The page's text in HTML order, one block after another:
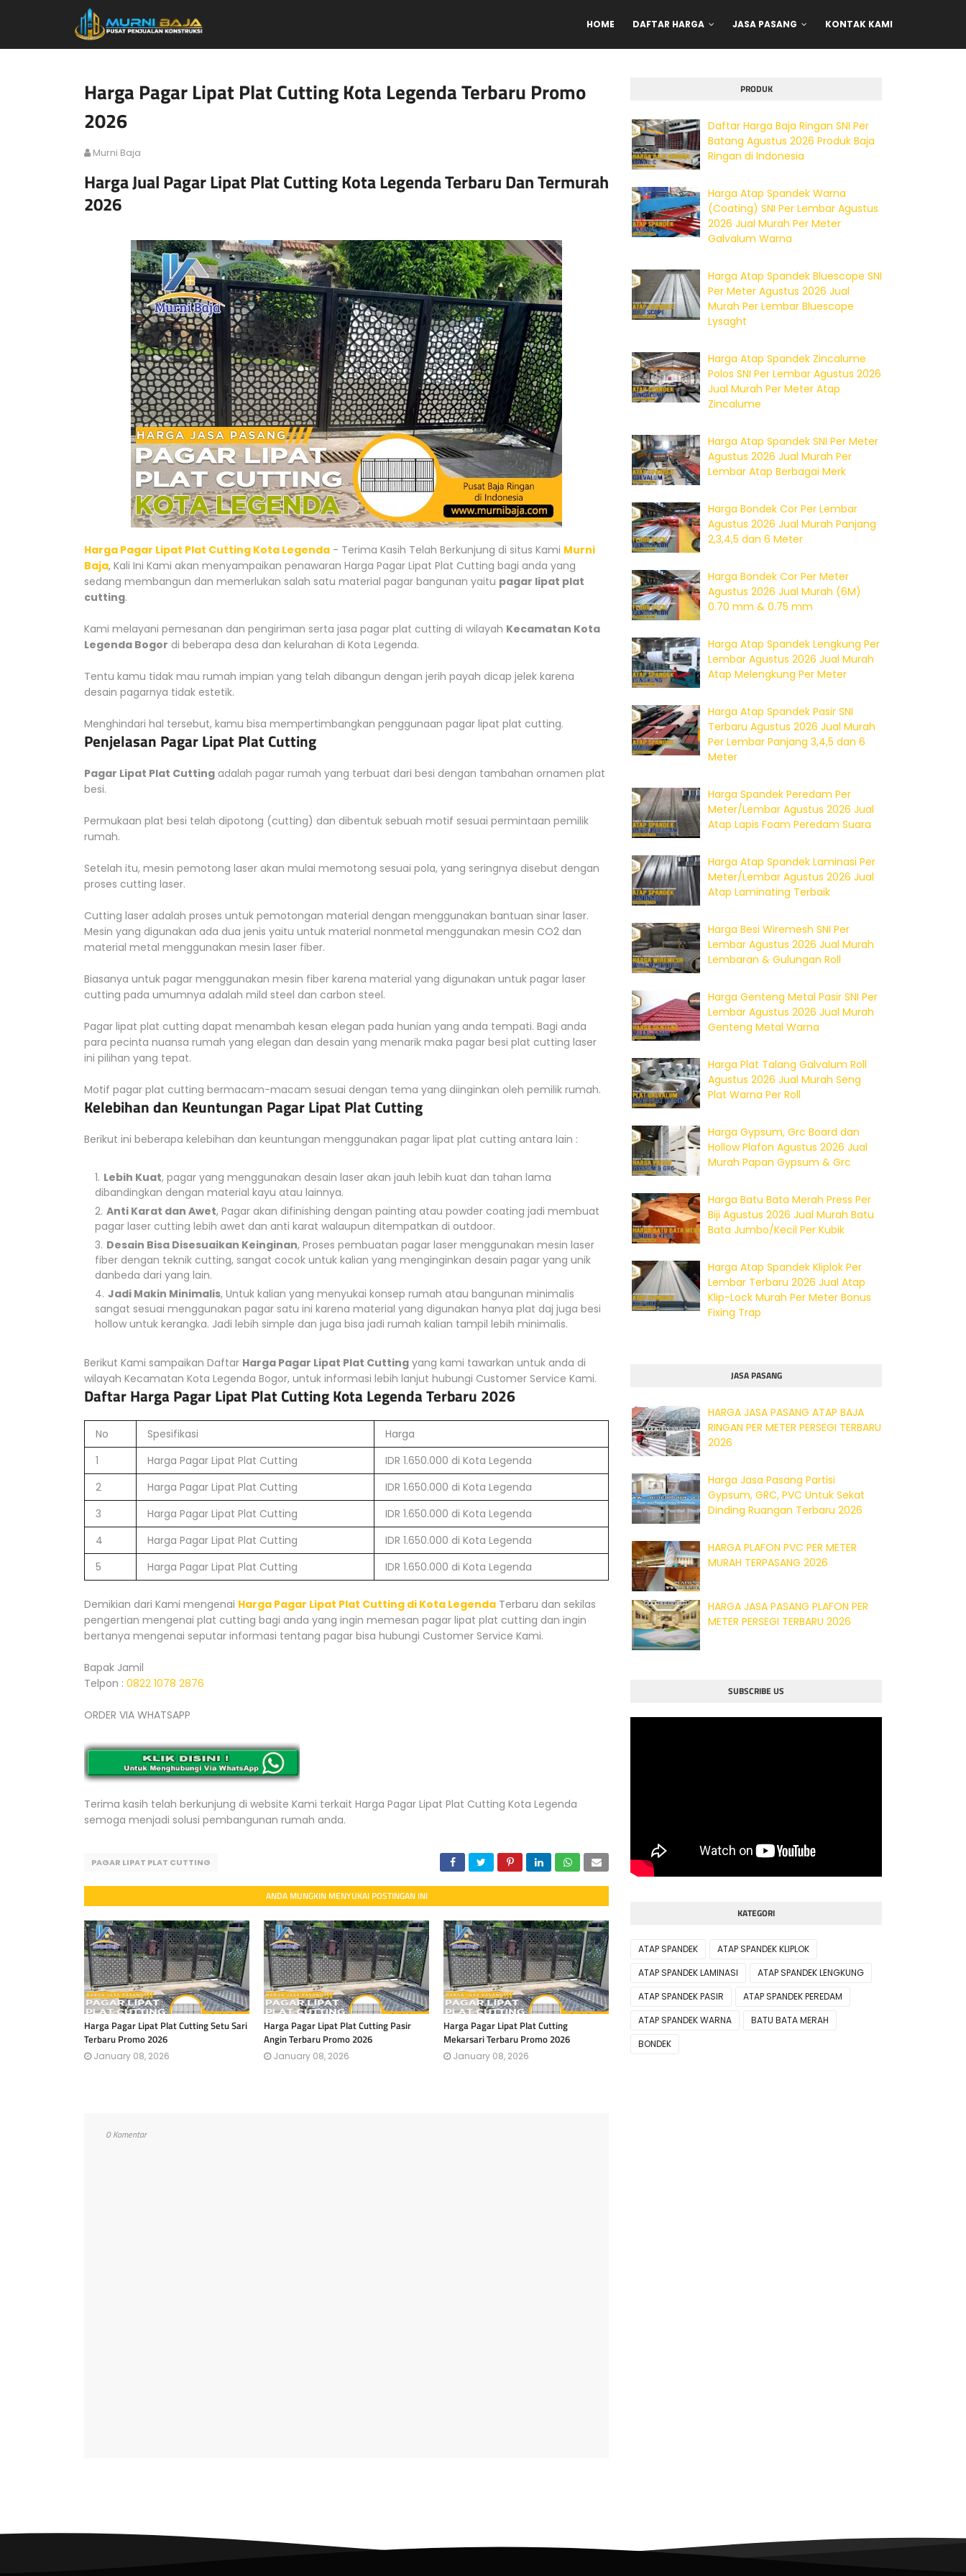
HOME DAFTAR HARGA JASA PASANG KONTAK KAMI
Harga Pagar Lipat Plat Cutting Kota Legenda Terbaru Promo
2026
Murni Baja
Harga Jual Pagar Lipat Plat Cutting Kota Legenda Terbaru Dan Termurah
2026
Harga Pagar Lipat Plat Cutting Kota Legenda - Terima Kasih Telah Berkunjung di situs Kami Murni
Baja, Kali Ini Kami akan menyampaikan penawaran Harga Pagar Lipat Plat Cutting bagi anda yang
sedang membangun dan memerlukan salah satu material pagar bangunan yaitu pagar lipat plat
cutting.
Kami melayani pemesanan dan pengiriman serta jasa pagar plat cutting di wilayah Kecamatan Kota
Legenda Bogor di beberapa desa dan kelurahan di Kota Legenda.
Tentu kamu tidak mau rumah impian yang telah dibangun dengan jerih payah dicap jelek karena
desain pagarnya tidak estetik.
Menghindari hal tersebut, kamu bisa mempertimbangkan penggunaan pagar lipat plat cutting.
Penjelasan Pagar Lipat Plat Cutting
Pagar Lipat Plat Cutting adalah pagar rumah yang terbuat dari besi dengan tambahan ornamen plat
besi.
Permukaan plat besi telah dipotong (cutting) dan dibentuk sebuah motif sesuai permintaan pemilik
rumah.
Setelah itu, mesin pemotong laser akan mulai memotong sesuai pola, yang seringnya disebut dengan
proses cutting laser.
Cutting laser adalah proses untuk pemotongan material dengan menggunakan bantuan sinar laser.
Mesin yang digunakan ada dua jenis yaitu untuk material nonmetal menggunakan mesin CO2 dan
material metal menggunakan mesin laser fiber.
Biasanya untuk pagar menggunakan mesin fiber karena material yang digunakan untuk pagar laser
cutting pada umumnya adalah mild steel dan carbon steel.
Pagar lipat plat cutting dapat menambah kesan elegan pada hunian yang anda tempati. Bagi anda
para pecinta nuansa rumah yang elegan dan desain yang menarik maka pagar besi plat cutting laser
ini pilihan yang tepat.
Motif pagar plat cutting bermacam-macam sesuai dengan tema yang diinginkan oleh pemilik rumah.
Kelebihan dan Keuntungan Pagar Lipat Plat Cutting
Berikut ini beberapa kelebihan dan keuntungan menggunakan pagar lipat plat cutting antara lain :
Lebih Kuat, pagar yang menggunakan desain laser akan jauh lebih kuat dan tahan lama
dibandingkan dengan material kayu atau lainnya.
Anti Karat dan Awet, Pagar akan difinishing dengan painting atau powder coating jadi membuat
pagar laser cutting lebih awet dan anti karat walaupun ditempatkan di outdoor.
Desain Bisa Disesuaikan Keinginan, Proses pembuatan pagar laser menggunakan mesin laser
fiber dengan teknik cutting, sangat cocok untuk kalian yang menginginkan desain pagar yang unik
danbeda dari yang lain.
Jadi Makin Minimalis, Untuk kalian yang menyukai konsep rumah atau bangunan minimalis
sangat sesuai menggunakan pagar satu ini karena material yang digunakan hanya plat daj juga besi
hollow untuk kerangka. Jadi lebih simple dan juga bisa jadi rumah kalian tampil lebih minimalis.
Berikut Kami sampaikan Daftar Harga Pagar Lipat Plat Cutting yang kami tawarkan untuk anda di
wilayah Kecamatan Kota Legenda Bogor, untuk informasi lebih lanjut hubungi Customer Service Kami.
Daftar Harga Pagar Lipat Plat Cutting Kota Legenda Terbaru 2026
No Spesifikasi
Harga
1
Harga Pagar Lipat Plat Cutting
IDR 1.650.000 di Kota Legenda
2
Harga Pagar Lipat Plat Cutting
IDR 1.650.000 di Kota Legenda
3
Harga Pagar Lipat Plat Cutting
IDR 1.650.000 di Kota Legenda
4
Harga Pagar Lipat Plat Cutting
IDR 1.650.000 di Kota Legenda
5
Harga Pagar Lipat Plat Cutting IDR 1.650.000 di Kota Legenda
Demikian dari Kami mengenai Harga Pagar Lipat Plat Cutting di Kota Legenda Terbaru dan sekilas
pengertian mengenai plat cutting bagi anda yang ingin memesan pagar lipat plat cutting dan ingin
bertanya mengenai seputar informasi tentang pagar bisa hubungi Customer Service Kami.
Bapak Jamil
Telpon : 0822 1078 2876
ORDER VIA WHATSAPP
Terima kasih telah berkunjung di website Kami terkait Harga Pagar Lipat Plat Cutting Kota Legenda
semoga menjadi solusi pembangunan rumah anda.
PAGAR LIPAT PLAT CUTTING
ANDA MUNGKIN MENYUKAI POSTINGAN INI
Harga Pagar Lipat Plat Cutting Setu Sari
Terbaru Promo 2026
January 08, 2026
Harga Pagar Lipat Plat Cutting Pasir
Angin Terbaru Promo 2026
January 08, 2026
Harga Pagar Lipat Plat Cutting
Mekarsari Terbaru Promo 2026
January 08, 2026
0 Komentar
PRODUK
Daftar Harga Baja Ringan SNI Per
Batang Agustus 2026 Produk Baja
Ringan di Indonesia
Harga Atap Spandek Warna
(Coating) SNI Per Lembar Agustus
2026 Jual Murah Per Meter
Galvalum Warna
Harga Atap Spandek Bluescope SNI
Per Meter Agustus 2026 Jual
Murah Per Lembar Bluescope
Lysaght
Harga Atap Spandek Zincalume
Polos SNI Per Lembar Agustus 2026
Jual Murah Per Meter Atap
Zincalume
Harga Atap Spandek SNI Per Meter
Agustus 2026 Jual Murah Per
Lembar Atap Berbagai Merk
Harga Bondek Cor Per Lembar
Agustus 2026 Jual Murah Panjang
2,3,4,5 dan 6 Meter
Harga Bondek Cor Per Meter
Agustus 2026 Jual Murah (6M)
0.70 mm & 0.75 mm
Harga Atap Spandek Lengkung Per
Lembar Agustus 2026 Jual Murah
Atap Melengkung Per Meter
Harga Atap Spandek Pasir SNI
Terbaru Agustus 2026 Jual Murah
Per Lembar Panjang 3,4,5 dan 6
Meter
Harga Spandek Peredam Per
Meter/Lembar Agustus 2026 Jual
Atap Lapis Foam Peredam Suara
Harga Atap Spandek Laminasi Per
Meter/Lembar Agustus 2026 Jual
Atap Laminating Terbaik
Harga Besi Wiremesh SNI Per
Lembar Agustus 2026 Jual Murah
Lembaran & Gulungan Roll
Harga Genteng Metal Pasir SNI Per
Lembar Agustus 2026 Jual Murah
Genteng Metal Warna
Harga Plat Talang Galvalum Roll
Agustus 2026 Jual Murah Seng
Plat Warna Per Roll
Harga Gypsum, Grc Board dan
Hollow Plafon Agustus 2026 Jual
Murah Papan Gypsum & Grc
Harga Batu Bata Merah Press Per
Biji Agustus 2026 Jual Murah Batu
Bata Jumbo/Kecil Per Kubik
Harga Atap Spandek Kliplok Per
Lembar Terbaru 2026 Jual Atap
Klip-Lock Murah Per Meter Bonus
Fixing Trap
JASA PASANG
HARGA JASA PASANG ATAP BAJA
RINGAN PER METER PERSEGI TERBARU
2026
Harga Jasa Pasang Partisi
Gypsum, GRC, PVC Untuk Sekat
Dinding Ruangan Terbaru 2026
HARGA PLAFON PVC PER METER
MURAH TERPASANG 2026
HARGA JASA PASANG PLAFON PER
METER PERSEGI TERBARU 2026
SUBSCRIBE US
KATEGORI
ATAP SPANDEK
ATAP SPANDEK KLIPLOK
ATAP SPANDEK LAMINASI
ATAP SPANDEK LENGKUNG
ATAP SPANDEK PASIR
ATAP SPANDEK PEREDAM
ATAP SPANDEK WARNA
BATU BATA MERAH
BONDEK